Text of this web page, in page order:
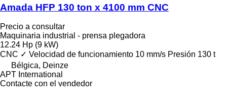
Amada HFP 130 ton x 4100 mm CNC
Precio a consultar
Maquinaria industrial - prensa plegadora
12.24 Hp (9 kW)
CNC ✓ Velocidad de funcionamiento 10 mm/s Presión 130 t
Bélgica, Deinze
APT International
Contacte con el vendedor